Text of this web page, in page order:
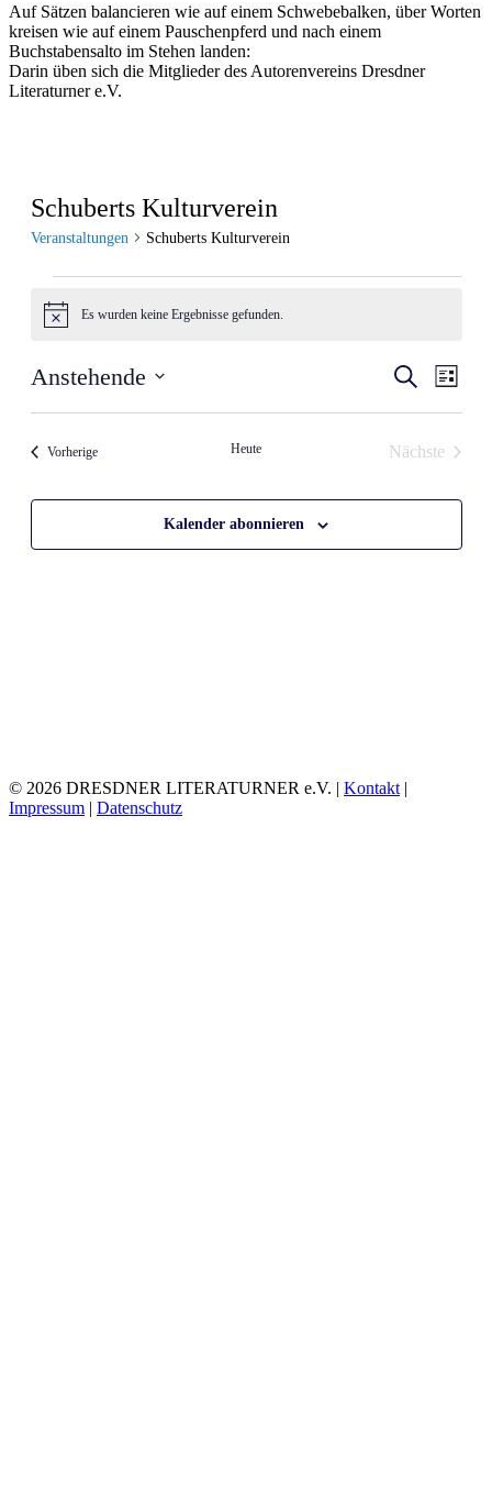
Auf Sätzen balancieren wie auf einem Schwebebalken, über Worten
kreisen wie auf einem Pauschenpferd und nach einem
Buchstabensalto im Stehen landen:
Darin üben sich die Mitglieder des Autorenvereins Dresdner
Literaturner e.V.
Schuberts Kulturverein
Veranstaltungen Schuberts Kulturverein
HinweisEs wurden keine Ergebnisse gefunden.
Suche
Liste
Anstehende
VorherigeVeranstaltungen Heute
Nächste
Kalender abonnieren
© 2026 DRESDNER LITERATURNER e.V. | Kontakt |
Impressum | Datenschutz